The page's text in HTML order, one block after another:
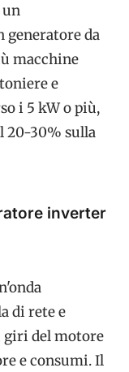
un
generatore da
macchine
e
i 5 kW o più,
20-30% sulla
inverter
di rete e
giri del motore
e consumi. Il